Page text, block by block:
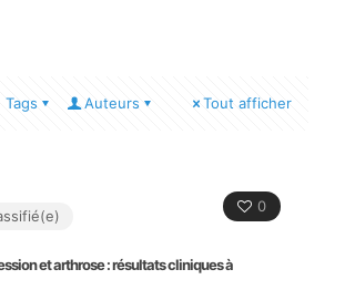
Tags Auteurs Tout afficher
0
et arthrose : résultats cliniques à